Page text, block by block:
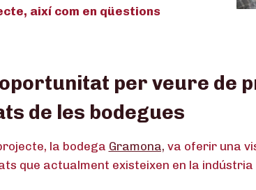
així com en qüestions
per veure de
de les bodegues
la bodega Gramona, va oferir una
que actualment existeixen en la indústria